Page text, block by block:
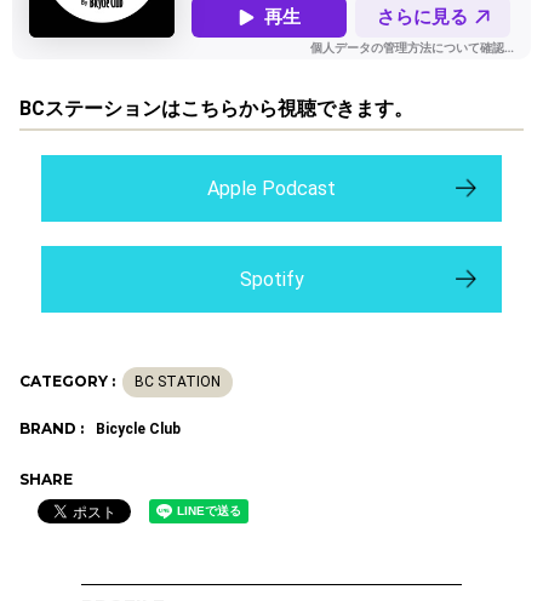
BCステーションはこちらから視聴できます。
Apple Podcast
Spotify
CATEGORY : BC STATION
BRAND : Bicycle Club
SHARE